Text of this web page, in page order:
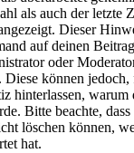
als auch der letzte
Dieser
auf deinen
oder
Diese können
hinterlassen, warum
Bitte beachte,
löschen können,
hat.